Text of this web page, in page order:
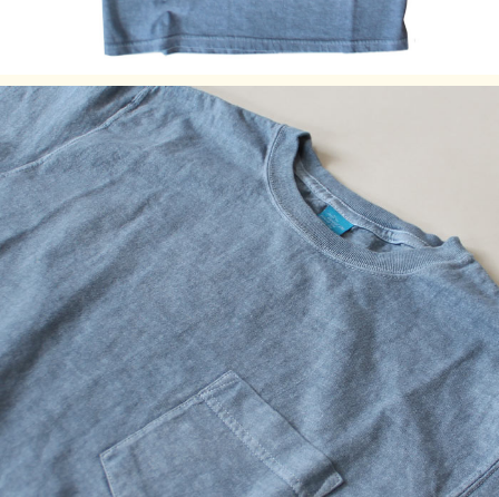
米国製(Made in USA)と日本製(Made in Japan)の在庫が混在
しておりますが、ご注文の際にご指定頂く事はできません。
製品染め後に、洗濯、乾燥済みのため、最も縮んでいる状態
です。着用していくうちに詰まっている編み目が緩み、身体
に馴染んでいきます。
※製品染め商品の特性上、一点一点染め上がりのお色やサイ
ズに若干の誤差がございますので予めご了承ください。ま
た、独特のユーズド感のある表情、多少のゆがみや擦れ、縫
い目部分のしわ、編み地の筋やムラなどは製品の特徴です。
素材の持つ不均一感やラフ感をお楽しみください。